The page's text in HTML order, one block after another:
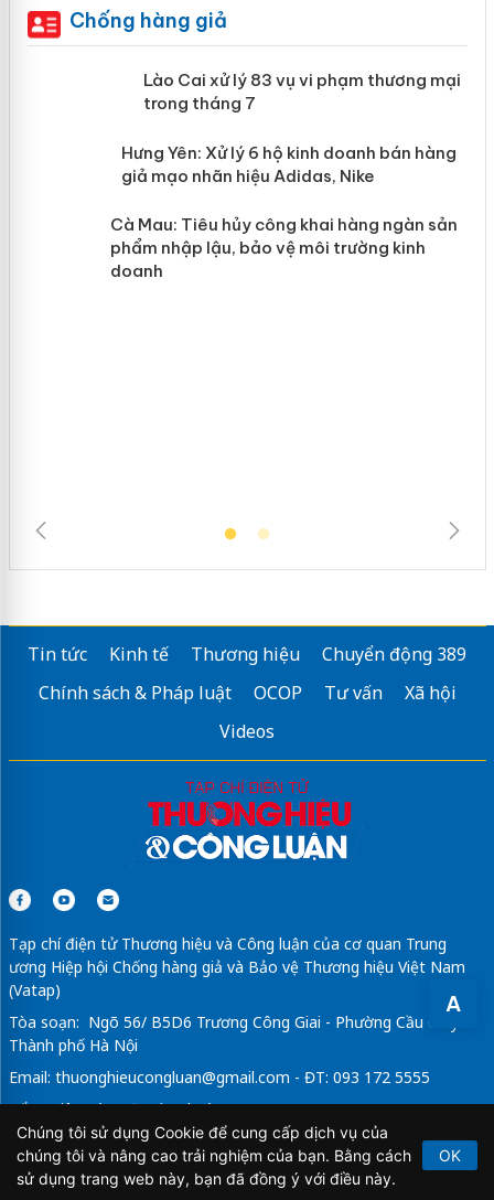
A
Chống hàng giả
Lào Cai xử lý 83 vụ vi phạm thương
mại trong tháng 7
Hưng Yên: Xử lý 6 hộ kinh doanh bán
hàng giả mạo nhãn hiệu Adidas, Nike
Tin tức Kinh tế Thương hiệu
Chuyển động 389
Chính sách & Pháp luật
OCOP Tư vấn
Xã hội
Videos
Tạp chí điện tử Thương hiệu và Công luận của cơ quan Trung
ương Hiệp hội Chống hàng giả và Bảo vệ Thương hiệu Việt Nam
(Vatap)
Tòa soạn: Ngõ 56/ B5D6 Trương Công Giai - Phường Cầu Giấy -
Thành phố Hà Nội
Email: thuonghieucongluan@gmail.com - ĐT: 093 172 5555
Tổng Biên Tập: Vũ Đức Thuận
Giấy phép hoạt động báo chí điện tử số 64/GP-BTTTT do Bộ
Thông tin và Truyền thông cấp ngày 21/2/2020.
Chúng tôi sử dụng Cookie để cung cấp dịch vụ của
chúng tôi và nâng cao trải nghiệm của bạn. Bằng cách
sử dụng trang web này, bạn đã đồng ý với điều này.
OK